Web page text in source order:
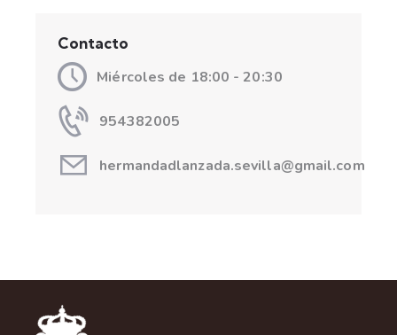
Contacto
Miércoles de 18:00 - 20:30
954382005
hermandadlanzada.sevilla@gmail.com